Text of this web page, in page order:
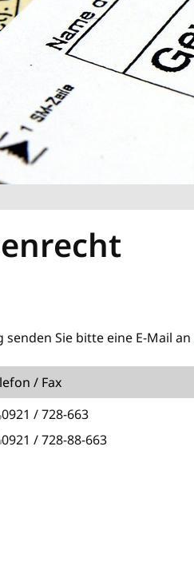
Sie bitte eine E-Mail an
/ Fax
0921 / 728-663
0921 / 728-88-663